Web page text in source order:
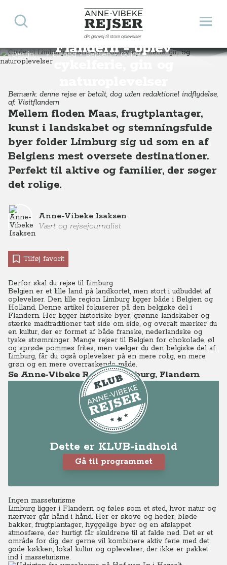
Anne-Vibeke Rejser
din genvej til store oplevelser
Åbn
Søg
Guide til Limburg i
Flandern - oplev
Destinationer Europa Belgien Guide til Limburg i Flandern - oplev cykelferie, gin og naturoplevelser
Bemærk: denne rejse er betalt, dog uden redaktionel indflydelse,
af: Visitflandern
Mellem floden Maas, frugtplantager,
kunst i landskabet og stemningsfulde
byer folder Limburg sig ud som en af
Belgiens mest oversete destinationer.
Perfekt til aktive og familier, der søger
det rolige.
Anne-Vibeke Isaksen
Vært og rejsejournalist
Tilføj favorit
Derfor skal du rejse til Limburg
Belgien er et lille land på landkortet, men stort i udbuddet af
oplevelser. Den lille region Limburg ligger både i Belgien og
Holland. Denne artikel fokuserer på den belgiske del i
Flandern. Her ligger historiske byer, grønne landskaber og
stærke madtraditioner tæt side om side, og overalt mærker du
en kultur, der er formet af både franske, nederlandske og
tyske strømninger. Mange rejser til Belgien for chokolade, øl
og sprøde pommes frites, men vælger du den belgiske del af
Limburg, får du også oplevelser på en mere rolig, en mere
grøn og en mere overraskende måde.
Se Anne-Vibeke Rejser - Limburg, Flandern
Dette er KLUB-indhold
Gå til programmet
Ingen masseturisme
Limburg ligger i Flandern og føles som et sted, hvor natur og
nærvær går hånd i hånd. Her er skove og heder, bløde
bakker, frugtplantager, hyggelige byer og en afslappet
atmosfære, der hurtigt får skuldrene til at falde ned. Det er et
område for dig, der gerne vil kombinere aktiv ferie med det
gode køkken, lokal kultur og oplevelser, der ikke er pakket
ind i masseturisme.